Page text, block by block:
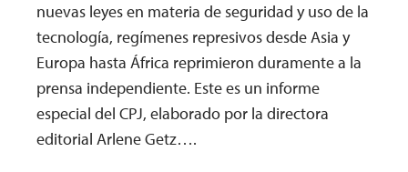
nuevas leyes en materia de seguridad y uso de la
tecnología, regímenes represivos desde Asia y
Europa hasta África reprimieron duramente a la
prensa independiente. Este es un informe
especial del CPJ, elaborado por la directora
editorial Arlene Getz….